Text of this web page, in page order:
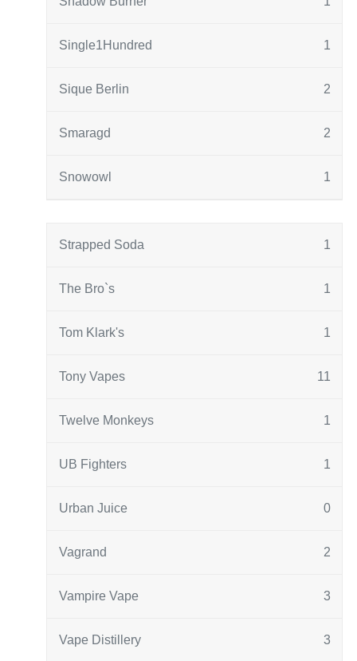
Single1Hundred 1
Sique Berlin 2
Smaragd 2
Snowowl 1
Strapped Soda 1
The Bro`s 1
Tom Klark's 1
Tony Vapes 11
Twelve Monkeys 1
UB Fighters 1
Urban Juice 0
Vagrand 2
Vampire Vape 3
Vape Distillery 3